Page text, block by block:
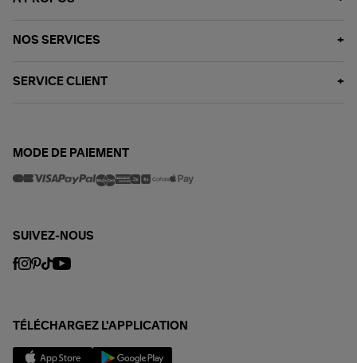
NOS SERVICES
SERVICE CLIENT
MODE DE PAIEMENT
SUIVEZ-NOUS
TÉLÉCHARGEZ L'APPLICATION